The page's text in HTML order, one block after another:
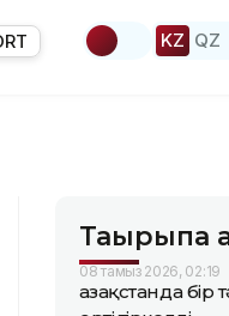
KZ QZ
Тақырыпқа
08 тамыз 2026, 02:19
Қазақстанда